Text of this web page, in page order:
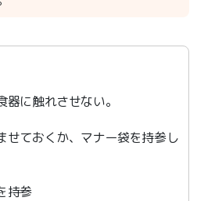
に触れさせない。
ておくか、マナー袋を持参し
持参